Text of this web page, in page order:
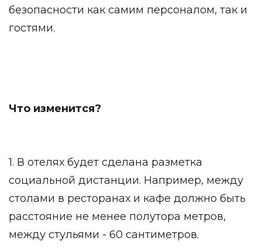
безопасности как самим персоналом, так и
гостями.
Что изменится?
1. В отелях будет сделана разметка
социальной дистанции. Например, между
столами в ресторанах и кафе должно быть
расстояние не менее полутора метров,
между стульями - 60 сантиметров.